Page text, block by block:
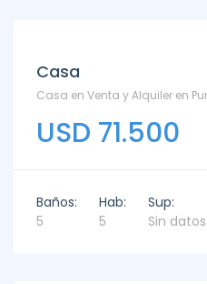
Casa
USD 71.500
Baños:
5
Hab:
5
Sup:
Sin datos